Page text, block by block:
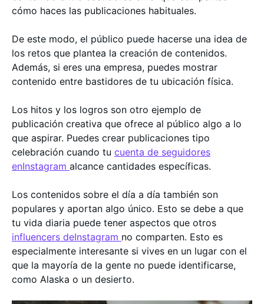
cómo haces las publicaciones habituales.
De este modo, el público puede hacerse una idea de
los retos que plantea la creación de contenidos.
Además, si eres una empresa, puedes mostrar
contenido entre bastidores de tu ubicación física.
Los hitos y los logros son otro ejemplo de
publicación creativa que ofrece al público algo a lo
que aspirar. Puedes crear publicaciones tipo
celebración cuando tu cuenta de seguidores
enInstagram alcance cantidades específicas.
Los contenidos sobre el día a día también son
populares y aportan algo único. Esto se debe a que
tu vida diaria puede tener aspectos que otros
influencers deInstagram no comparten. Esto es
especialmente interesante si vives en un lugar con el
que la mayoría de la gente no puede identificarse,
como Alaska o un desierto.